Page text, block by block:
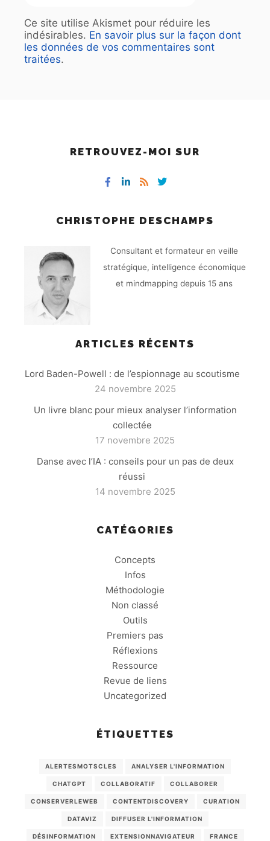
Ce site utilise Akismet pour réduire les
indésirables. En savoir plus sur la façon dont
les données de vos commentaires sont
traitées.
RETROUVEZ-MOI SUR
CHRISTOPHE DESCHAMPS
Consultant et formateur en veille
stratégique, intelligence économique
et mindmapping depuis 15 ans
ARTICLES RÉCENTS
Lord Baden-Powell : de l’espionnage au scoutisme
24 novembre 2025
Un livre blanc pour mieux analyser l’information
collectée
17 novembre 2025
Danse avec l’IA : conseils pour un pas de deux
réussi
14 novembre 2025
CATÉGORIES
Concepts
Infos
Méthodologie
Non classé
Outils
Premiers pas
Réflexions
Ressource
Revue de liens
Uncategorized
ÉTIQUETTES
ALERTESMOTSCLES ANALYSER L'INFORMATION
CHATGPT COLLABORATIF COLLABORER
CONSERVERLEWEB CONTENTDISCOVERY CURATION
DATAVIZ DIFFUSER L'INFORMATION
DÉSINFORMATION EXTENSIONNAVIGATEUR FRANCE